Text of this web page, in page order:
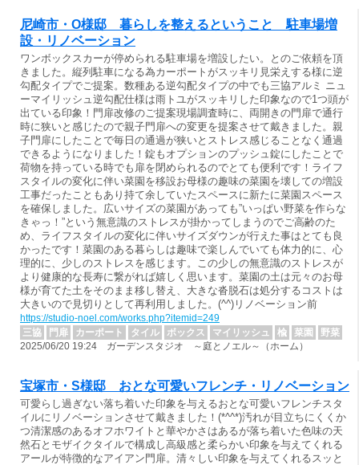
尼崎市・O様邸 暮らしを整えるということ 駐車場増
設・リノベーション
ワンボックスカーが停められる駐車場を増設したい。とのご依頼を頂
きました。縦列駐車になる為カーポートがスッキリ見栄えする様に逆
勾配タイプでご提案。数種ある逆勾配タイプの中でも三協アルミ ニュ
ーマイリッシュ逆勾配仕様は雨トユがスッキリした印象なので1つ頭が
出ている印象！門扉改修のご提案現場調査時に、両開きの門扉で通行
時に狭いと感じたので親子門扉への変更を提案させて戴きました。親
子門扉にしたことで毎日の通過が狭いとストレス感じることなく通過
できるようになりました！錠もオプションのプッシュ錠にしたことで
荷物を持っている時でも扉を閉められるのでとても便利です！ライフ
スタイルの変化に伴い菜園を移設お母様の趣味の菜園を壊しての増設
工事だったこともあり持て余していたスペースに新たに菜園スペース
を確保しました。広いサイズの菜園があっても”いっぱい野菜を作らな
きゃっ！”という無意識のストレスが掛かってしまうのでご高齢のた
め、ライフスタイルの変化に伴いサイズダウンが行えた事はとても良
かったです！菜園のある暮らしは趣味で楽しんでいても体力的に、心
理的に、少しのストレスを感じます。この少しの無意識のストレスが
より健康的な長寿に繋がれば嬉しく思います。菜園の土は元々のお母
様が育てた土をそのまま移し替え、大きな沓脱石は処分するコストは
大きいので見切りとして再利用しました。(^^)リノベーション前
https://studio-noel.com/works.php?itemid=249
三協
門扉 カーポート タイル ボックス マイリッシュ 楡 菜園
野菜
2025/06/20 19:24 ガーデンスタジオ ～庭とノエル～（ホーム）
宝塚市・S様邸 おとな可愛いフレンチ・リノベーション
可愛らし過ぎない落ち着いた印象を与えるおとな可愛いフレンチスタ
イルにリノベーションさせて戴きました！(*^^*)汚れが目立ちにくくか
つ清潔感のあるオフホワイトと華やかさはあるが落ち着いた色味の天
然石とモザイクタイルで構成し高級感と柔らかい印象を与えてくれる
アールが特徴的なアイアン門扉。清々しい印象を与えてくれるスッと